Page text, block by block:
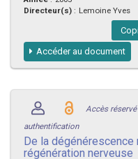
Directeur(s) : Lemoine Yves
Accéder au document
Accès
authentification
De la dégénérescence
régénération nerveuse